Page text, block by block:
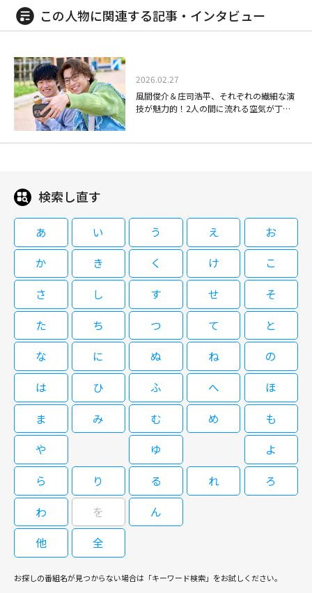
池井戸潤原作の同名小説を役所広司主演でドラマ化！共演：山崎賢人 竹内
涼真 上白石萌音 風間俊介 音尾琢真(70分・全10話)
[字]陸王 #10(完)【役所広司出演】
08/11(火)22:15～23:30
池井戸潤原作の同名小説を役所広司主演でドラマ化！共演：山崎賢人 竹内
涼真 上白石萌音 風間俊介 音尾琢真(70分・全10話)
閉じる
下の遠山と認知票を入力する日々を送っていた。そんな中、新たな署長とし
て東が就任。鬼塚が捜査に踏み入ることが気にいらない東は、ことあるごと
記憶捜査 ～新宿東署事件ファイル～
08/29(土)17:05～17:55
北大路欣也演じる司法係長・鬼塚一路が、昭和・平成・令和と3つの時代の
て東が就任。鬼塚が捜査に踏み入ることが気にいらない東は、ことあるごと
08/29(土)17:55～19:00
北大路欣也演じる司法係長・鬼塚一路が、昭和・平成・令和と3つの時代の
街の記憶から事件の真相に迫る推理エンターテイメントドラマの第2シーズ
去の事件で車いす生活となった鬼塚は、定年後に新宿東署に再任用され、部
下の遠山と認知票を入力する日々を送っていた。そんな中、新たな署長とし
て東が就任。鬼塚が捜査に踏み入ることが気にいらない東は、ことあるごと
に鬼塚たちと衝突する…。
閉じる
08/23(日)16:55～17:50
マを描いた「救命病棟24時」の第5シリーズ。 国立湊大学附属病院救命救急
センターの医局長としてチームを率いることになった楓は、国立大学病院と
いう「救命の最後の壁」を舞台に、最新の設備と最高の医療スタッフととも
に、日夜鳴り続けるコールに応えていた。そんな中、臓器移植法改正後一例
の臓器提供例も出ていない救命センターに病院幹部らは業を煮やし、臓器提
供のスペシャリストとして知られる異色の救命医・夏目衛の招聘を決定す
る。
救命病棟24時 第5シリーズ #5
08/23(日)17:50～18:55
救命救急センターを舞台に、患者や家族、医者や看護師たちを巡る人間ドラ
マを描いた「救命病棟24時」の第5シリーズ。 国立湊大学附属病院救命救急
センターの医局長としてチームを率いることになった楓は、国立大学病院と
いう「救命の最後の壁」を舞台に、最新の設備と最高の医療スタッフととも
に、日夜鳴り続けるコールに応えていた。そんな中、臓器移植法改正後一例
の臓器提供例も出ていない救命センターに病院幹部らは業を煮やし、臓器提
供のスペシャリストとして知られる異色の救命医・夏目衛の招聘を決定す
救命病棟24時 第5シリーズ #6
08/23(日)18:55～19:50
救命救急センターを舞台に、患者や家族、医者や看護師たちを巡る人間ドラ
マを描いた「救命病棟24時」の第5シリーズ。 国立湊大学附属病院救命救急
センターの医局長としてチームを率いることになった楓は、国立大学病院と
いう「救命の最後の壁」を舞台に、最新の設備と最高の医療スタッフととも
に、日夜鳴り続けるコールに応えていた。そんな中、臓器移植法改正後一例
の臓器提供例も出ていない救命センターに病院幹部らは業を煮やし、臓器提
供のスペシャリストとして知られる異色の救命医・夏目衛の招聘を決定す
る。
救命病棟24時 第5シリーズ #7
08/23(日)19:50～21:10
マを描いた「救命病棟24時」の第5シリーズ。 国立湊大学附属病院救命救急
が、風間俊介がはまり役の上司の心をかき乱すアラサー部下を、魅惑的に演
じてブレイクした良作。40歳まであと3か月の雀（風間）は、10年以上恋人
に、日常が華やぎ二人の関係も変化する。
[字]40までにしたい10のこと #3
09/01(火)07:40～08:10
じてブレイクした良作。40歳まであと3か月の雀（風間）は、10年以上恋人
なしの冴えない日々を送っていたが、密かに作った“40までにしたいことリ
スト”を部下の慶司（庄司）に知られ、彼の提案で項目を一緒に叶えるうち
に、日常が華やぎ二人の関係も変化する。
09/02(水)06:30～07:00
累計発行部数75万超、BLアワード2024総合コミック部門で1位を獲得した
マミタの同名漫画をドラマ化。 電子コミック大賞BL部門受賞のマミタの人
気作を、新鮮な布陣で実写化。『仮面ライダーガヴ』でも注目の庄司浩平
が、風間俊介がはまり役の上司の心をかき乱すアラサー部下を、魅惑的に演
じてブレイクした良作。40歳まであと3か月の雀（風間）は、10年以上恋人
なしの冴えない日々を送っていたが、密かに作った“40までにしたいことリ
スト”を部下の慶司（庄司）に知られ、彼の提案で項目を一緒に叶えるうち
に、日常が華やぎ二人の関係も変化する。
[字]40までにしたい10のこと #5
累計発行部数75万超、BLアワード2024総合コミック部門で1位を獲得した
マミタの同名漫画をドラマ化。 電子コミック大賞BL部門受賞のマミタの人
気作を、新鮮な布陣で実写化。『仮面ライダーガヴ』でも注目の庄司浩平
が、風間俊介がはまり役の上司の心をかき乱すアラサー部下を、魅惑的に演
じてブレイクした良作。40歳まであと3か月の雀（風間）は、10年以上恋人
なしの冴えない日々を送っていたが、密かに作った“40までにしたいことリ
に、日常が華やぎ二人の関係も変化する。
竹内結子主演のお仕事エンタテインメントドラマ。働く人を守るために働く
労働基準監督官の活躍を描く。出演はほかに松坂桃李、北村一輝。 西東京
労働基準監督署に配属されてきた監督官、段田凛（竹内結子）。前の部署で
は相当の問題児だったらしいというウワサに、課長の土手山郁夫（北村一
輝）と署長の真鍋重夫（佐野史郎）は戦々恐々。そこで土手山は、凛より年
下だがしっかり者の南三条和也（松坂桃李）に彼女の“お目付け役”を命じる
が・・・。
09/08(火)22:55～00:50
竹内結子主演のお仕事エンタテインメントドラマ。働く人を守るために働く
労働基準監督官の活躍を描く。出演はほかに松坂桃李、北村一輝。 西東京
労働基準監督署に配属されてきた監督官、段田凛（竹内結子）。前の部署で
は相当の問題児だったらしいというウワサに、課長の土手山郁夫（北村一
輝）と署長の真鍋重夫（佐野史郎）は戦々恐々。そこで土手山は、凛より年
下だがしっかり者の南三条和也（松坂桃李）に彼女の“お目付け役”を命じる
が・・・。
ダンダリン 労働基準監督官 #5,6
09/09(水)22:55～00:50
竹内結子主演のお仕事エンタテインメントドラマ。働く人を守るために働く
労働基準監督官の活躍を描く。出演はほかに松坂桃李、北村一輝。 西東京
労働基準監督署に配属されてきた監督官、段田凛（竹内結子）。前の部署で
は相当の問題児だったらしいというウワサに、課長の土手山郁夫（北村一
輝）と署長の真鍋重夫（佐野史郎）は戦々恐々。そこで土手山は、凛より年
下だがしっかり者の南三条和也（松坂桃李）に彼女の“お目付け役”を命じる
が・・・。
閉じる
この人物に関連する記事・インタビュー
2026.02.27
風間俊介＆庄司浩平、それぞれの繊細な演
技が魅力的！2人の間に流れる空気が丁寧
検索し直す
あ い う え
お
か
き く け
こ
さ
し す せ
そ
た
ち つ て
と
な
に ぬ ね
の
は
ひ ふ へ
ほ
ま
み む め
も
や
ゆ
よ
ら
り る れ
ろ
わ
を
ん
他
全
お探しの番組名が見つからない場合は「キーワード検索」をお試しください。